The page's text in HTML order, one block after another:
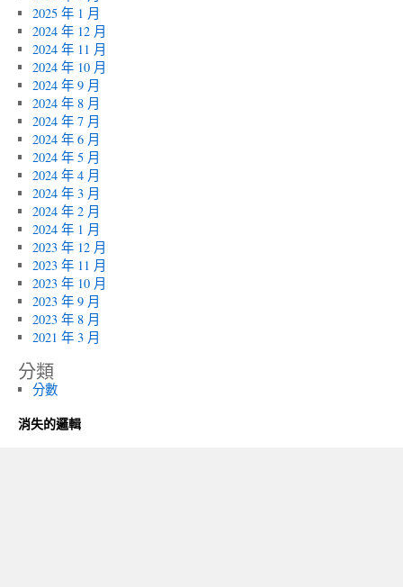
2025 年 1 月
2024 年 12 月
2024 年 11 月
2024 年 10 月
2024 年 9 月
2024 年 8 月
2024 年 7 月
2024 年 6 月
2024 年 5 月
2024 年 4 月
2024 年 3 月
2024 年 2 月
2024 年 1 月
2023 年 12 月
2023 年 11 月
2023 年 10 月
2023 年 9 月
2023 年 8 月
2021 年 3 月
分類
分數
消失的邏輯